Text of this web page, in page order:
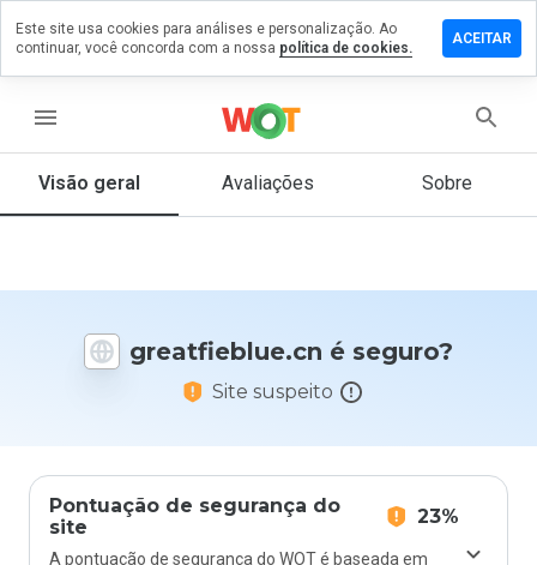
menu
Visão geral Avaliações Sobre
greatfieblue.cn é seguro?
Site suspeito
Pontuação de segurança do
site
23%
A pontuação de segurança do WOT é baseada em
um
que
Este site usa cookies para análises e personalização. Ao
continuar, você concorda com a nossa política de cookies.
ACEITAR